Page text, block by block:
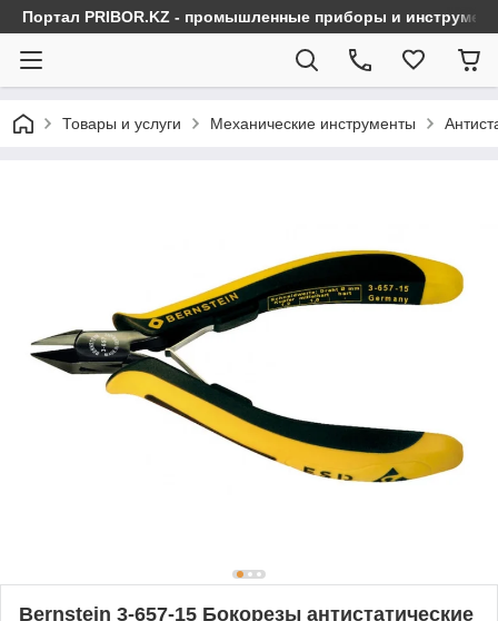
Портал PRIBOR.KZ - промышленные приборы и
Товары и услуги Механические инструменты
Bernstein 3-657-15 Бокорезы антистатические